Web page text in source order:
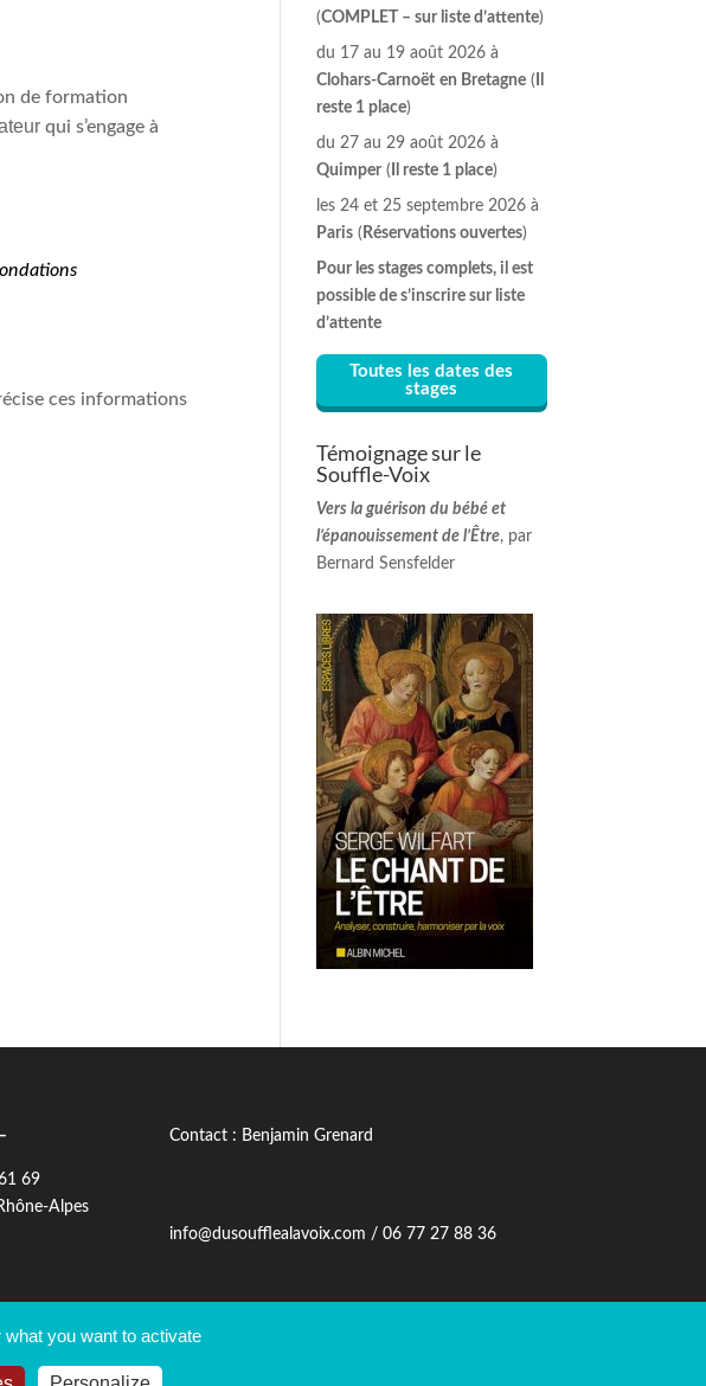
de formation
qui s’engage à
ces informations
(COMPLET – sur liste d’attente)
du 17 au 19 août 2026 à
Clohars-Carnoët en Bretagne (
reste 1 place)
du 27 au 29 août 2026 à
Quimper ( Il reste 1 place)
les 24 et 25 septembre 2026 à
Paris ( Réservations ouvertes)
Pour les stages complets, il est
possible de s’inscrire sur liste
d’attente
Toutes les dates des
stages
Témoignage sur le
Souffle-Voix
Vers la guérison du bébé et
l’épanouissement de l’Être, par
Bernard Sensfelder
69
Alpes
Contact : Benjamin Grenard
info@dusoufflealavoix.com / 06 77 27 88 36
you want to activate